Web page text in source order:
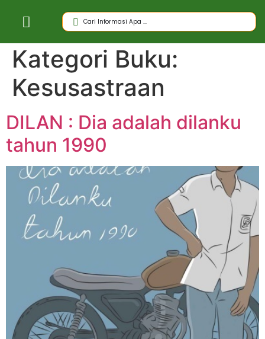
Kategori Buku:
Kesusastraan
DILAN : Dia adalah dilanku
tahun 1990